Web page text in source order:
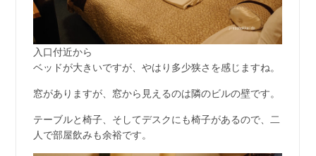
入口付近から
ベッドが大きいですが、やはり多少狭さを感じますね。
窓がありますが、窓から見えるのは隣のビルの壁です。
テーブルと椅子、そしてデスクにも椅子があるので、二
人で部屋飲みも余裕です。